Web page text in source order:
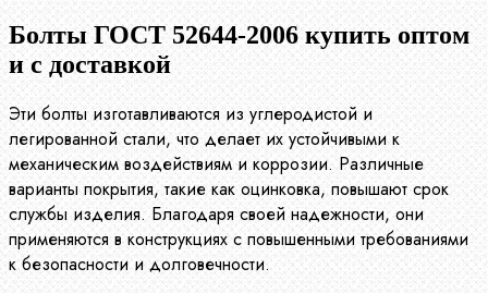
Болты ГОСТ 52644-2006 купить оптом
и с доставкой
Эти болты изготавливаются из углеродистой и
легированной стали, что делает их устойчивыми к
механическим воздействиям и коррозии. Различные
варианты покрытия, такие как оцинковка, повышают срок
службы изделия. Благодаря своей надежности, они
применяются в конструкциях с повышенными требованиями
к безопасности и долговечности.